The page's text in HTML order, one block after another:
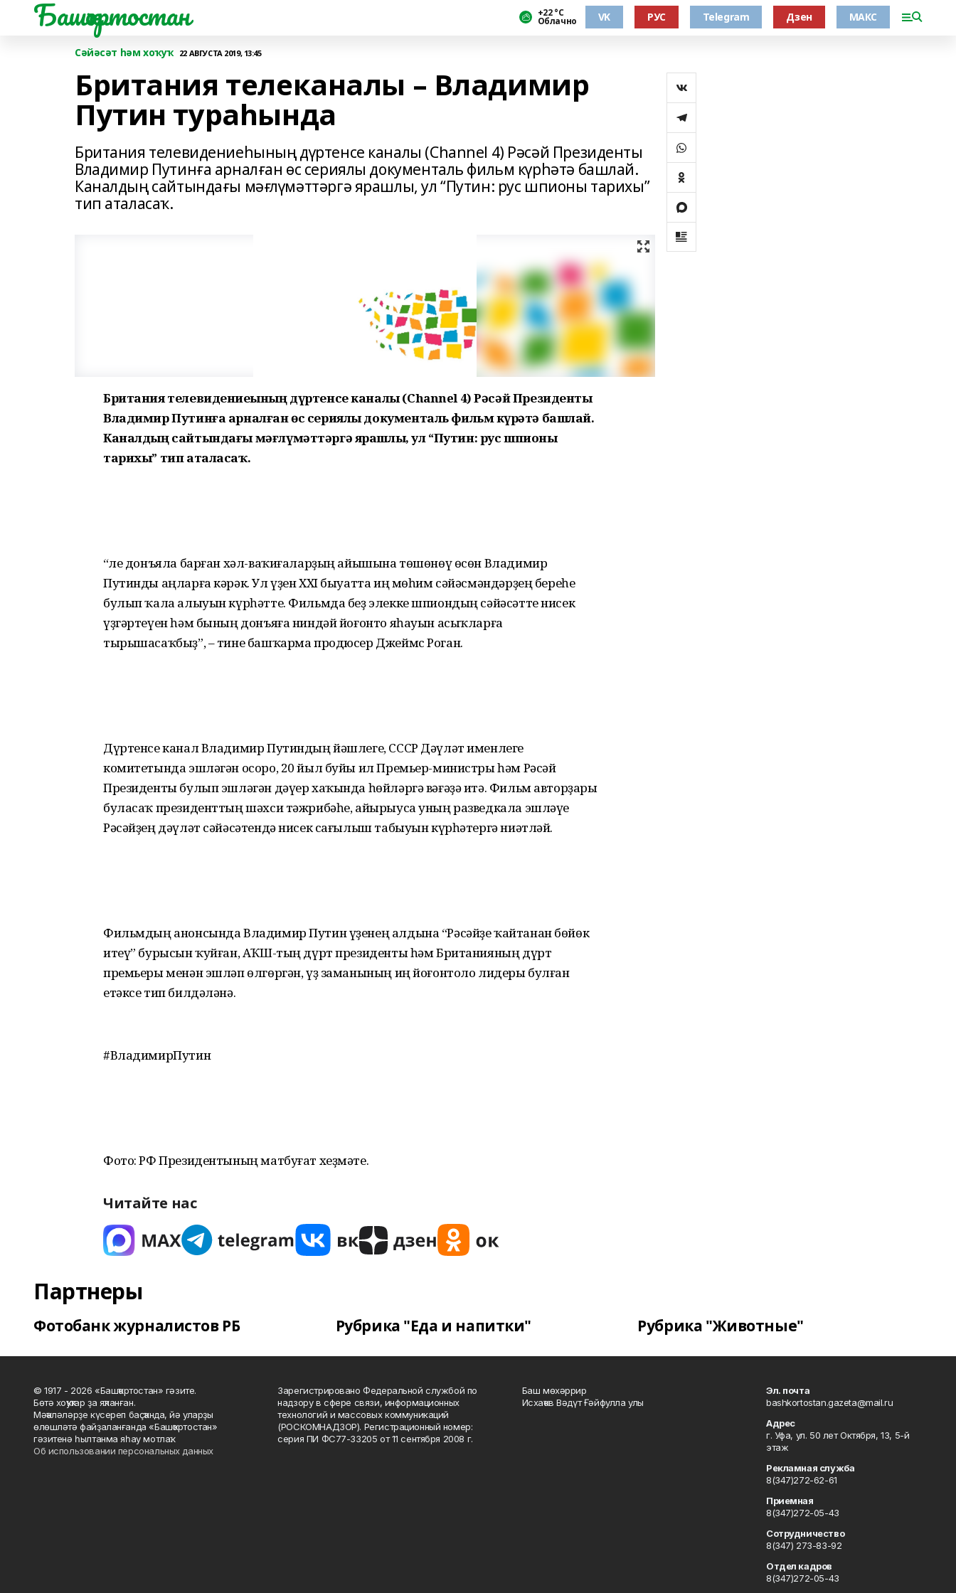
Башҡортостан +22 °С
Облачно VK РУС Telegram Дзен МАКС
Сәйәсәт һәм хоҡуҡ 22 АВГУСТА 2019, 13:45
Британия телеканалы – Владимир
Путин тураһында
Британия телевидениеһының дүртенсе каналы (Channel 4) Рәсәй Президенты
Владимир Путинға арналған өс сериялы документаль фильм күрһәтә башлай.
Каналдың сайтындағы мәғлүмәттәргә ярашлы, ул “Путин: рус шпионы тарихы”
тип аталасаҡ.
Британия телевидениеһының дүртенсе каналы (Channel 4) Рәсәй Президенты
Владимир Путинға арналған өс сериялы документаль фильм күрһәтә башлай.
Каналдың сайтындағы мәғлүмәттәргә ярашлы, ул “Путин: рус шпионы
тарихы” тип аталасаҡ.
“Әле донъяла барған хәл-ваҡиғаларҙың айышына төшөнөү өсөн Владимир
Путинды аңларға кәрәк. Ул үҙен ХХI быуатта иң мөһим сәйәсмәндәрҙең береһе
булып ҡала алыуын күрһәтте. Фильмда беҙ элекке шпиондың сәйәсәтте нисек
үҙгәртеүен һәм бының донъяға ниндәй йоғонто яһауын асыҡларға
тырышасаҡбыҙ”, – тине башҡарма продюсер Джеймс Роган.
Дүртенсе канал Владимир Путиндың йәшлеге, СССР Дәүләт именлеге
комитетында эшләгән осоро, 20 йыл буйы ил Премьер-министры һәм Рәсәй
Президенты булып эшләгән дәүер хаҡында һөйләргә вәғәҙә итә. Фильм авторҙары
буласаҡ президенттың шәхси тәжрибәһе, айырыуса уның разведкала эшләүе
Рәсәйҙең дәүләт сәйәсәтендә нисек сағылыш табыуын күрһәтергә ниәтләй.
Фильмдың анонсында Владимир Путин үҙенең алдына “Рәсәйҙе ҡайтанан бөйөк
итеү” бурысын ҡуйған, АҠШ-тың дүрт президенты һәм Британияның дүрт
премьеры менән эшләп өлгөргән, үҙ заманының иң йоғонтоло лидеры булған
етәксе тип билдәләнә.
#ВладимирПутин
Фото: РФ Президентының матбуғат хеҙмәте.
Читайте нас
Партнеры
Фотобанк журналистов РБ Рубрика "Еда и напитки" Рубрика "Животные"
© 1917 - 2026 «Башҡортостан» гәзите.
Бөтә хоҡуҡтар ҙа яҡланған.
Мәҡәләләрҙе күсереп баҫҡанда, йә уларҙы
өлөшләтә файҙаланғанда «Башҡортостан»
гәзитенә һылтанма яһау мотлаҡ.
Об использовании персональных данных
Зарегистрировано Федеральной службой по
надзору в сфере связи, информационных
технологий и массовых коммуникаций
(РОСКОМНАДЗОР). Регистрационный номер:
серия ПИ ФС77-33205 от 11 сентября 2008 г.
Баш мөхәррир
Исхаҡов Вәдүт Ғәйфулла улы
Эл. почта
bashkortostan.gazeta@mail.ru
Адрес
г. Уфа, ул. 50 лет Октября, 13, 5-й
этаж
Рекламная служба
8(347)272-62-61
Приемная
8(347)272-05-43
Сотрудничество
8(347) 273-83-92
Отдел кадров
8(347)272-05-43